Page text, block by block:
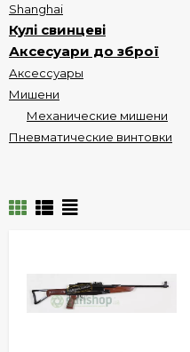
Shanghai
Кулі свинцеві
Аксесуари до зброї
Аксессуары
Мишени
Механические мишени
Пневматические винтовки